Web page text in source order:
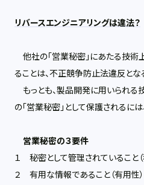
リバースエンジニアリングは違法？
他社の「営業秘密」にあたる技術
ることは、不正競争防止法違反とな
もっとも、製品開発に用いられ
の「営業秘密」として保護されるに
営業秘密の３要件
１ 秘密として管理されていること（
２ 有用な情報であること（有用性）